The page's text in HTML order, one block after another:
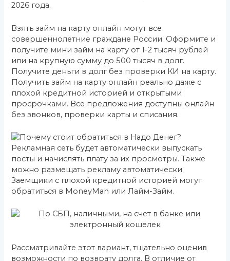
2026 года.
Взять займ на карту онлайн могут все
совершеннолетние граждане России. Оформите и
получите мини займ на карту от 1-2 тысяч рублей
или на крупную сумму до 500 тысяч в долг.
Получите деньги в долг без проверки КИ на карту.
Получить займ на карту онлайн реально даже с
плохой кредитной историей и открытыми
просрочками. Все предложения доступны онлайн
без звонков, проверки карты и списания.
Рекламная сеть будет автоматически выпускать
посты и начислять плату за их просмотры. Также
можно размещать рекламу автоматически.
Заемщики с плохой кредитной историей могут
обратиться в MoneyMan или Лайм-Займ.
Рассматривайте этот вариант, тщательно оценив
возможности по возврату долга. В отличие от